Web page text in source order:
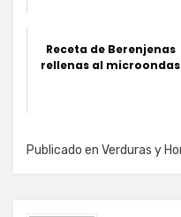
Receta de Berenjenas
rellenas al microondas
Publicado en Verduras y